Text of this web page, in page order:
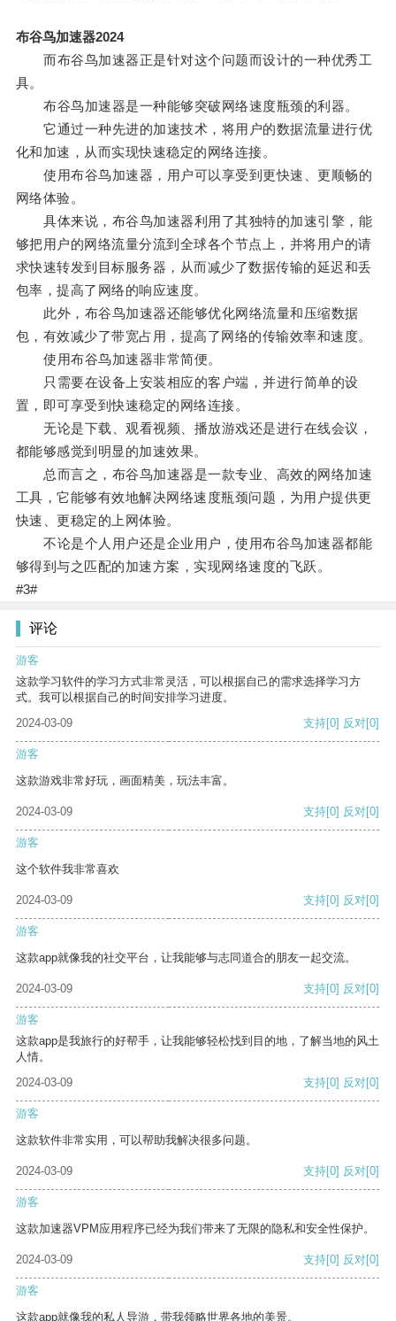
布谷鸟加速器2024
而布谷鸟加速器正是针对这个问题而设计的一种优秀工
具。
布谷鸟加速器是一种能够突破网络速度瓶颈的利器。
它通过一种先进的加速技术，将用户的数据流量进行优
化和加速，从而实现快速稳定的网络连接。
使用布谷鸟加速器，用户可以享受到更快速、更顺畅的
网络体验。
具体来说，布谷鸟加速器利用了其独特的加速引擎，能
够把用户的网络流量分流到全球各个节点上，并将用户的请
求快速转发到目标服务器，从而减少了数据传输的延迟和丢
包率，提高了网络的响应速度。
此外，布谷鸟加速器还能够优化网络流量和压缩数据
包，有效减少了带宽占用，提高了网络的传输效率和速度。
使用布谷鸟加速器非常简便。
只需要在设备上安装相应的客户端，并进行简单的设
置，即可享受到快速稳定的网络连接。
无论是下载、观看视频、播放游戏还是进行在线会议，
都能够感觉到明显的加速效果。
总而言之，布谷鸟加速器是一款专业、高效的网络加速
工具，它能够有效地解决网络速度瓶颈问题，为用户提供更
快速、更稳定的上网体验。
不论是个人用户还是企业用户，使用布谷鸟加速器都能
够得到与之匹配的加速方案，实现网络速度的飞跃。
#3#
评论
游客
这款学习软件的学习方式非常灵活，可以根据自己的需求选择学习方
式。我可以根据自己的时间安排学习进度。
2024-03-09
支持[0] 反对[0]
游客
这款游戏非常好玩，画面精美，玩法丰富。
2024-03-09 支持[0] 反对[0]
游客
这个软件我非常喜欢
2024-03-09 支持[0] 反对[0]
游客
这款app就像我的社交平台，让我能够与志同道合的朋友一起交流。
2024-03-09 支持[0] 反对[0]
游客
这款app是我旅行的好帮手，让我能够轻松找到目的地，了解当地的风土
人情。
2024-03-09
支持[0] 反对[0]
游客
这款软件非常实用，可以帮助我解决很多问题。
2024-03-09 支持[0] 反对[0]
游客
这款加速器VPM应用程序已经为我们带来了无限的隐私和安全性保护。
2024-03-09 支持[0] 反对[0]
游客
这款app就像我的私人导游，带我领略世界各地的美景。